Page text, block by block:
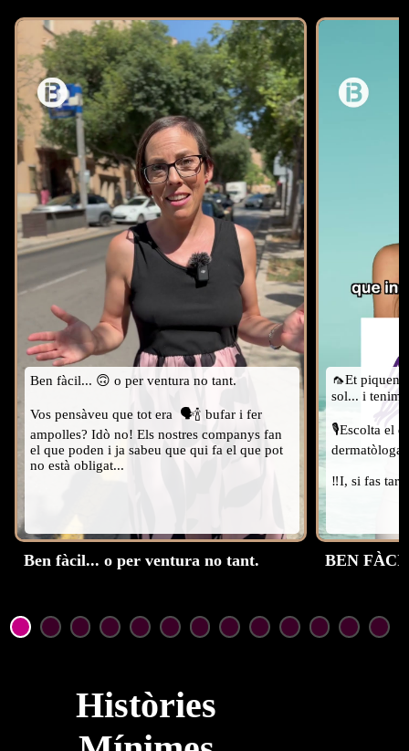
Ben fàcil... 🙃 o per ventura no tant.
Vos pensàveu que tot era  🗣️🍾 bufar i fer
ampolles? Idò no! Els nostres companys fan
el que poden i ja sabeu que qui fa el que pot
no està obligat...
Ben fàcil... o per ventura no tant.
🦟Et piquen
sol... i tenim
🎙️Escolta el
dermatòloga
‼️I, si fas
BEN
Històries